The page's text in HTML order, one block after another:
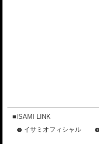
■ISAMI LINK
イサミオフィシャル